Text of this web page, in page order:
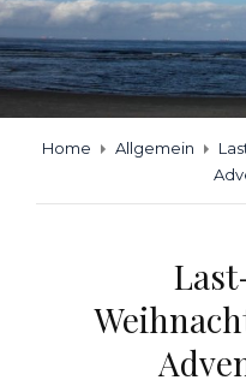
Home Allgemein